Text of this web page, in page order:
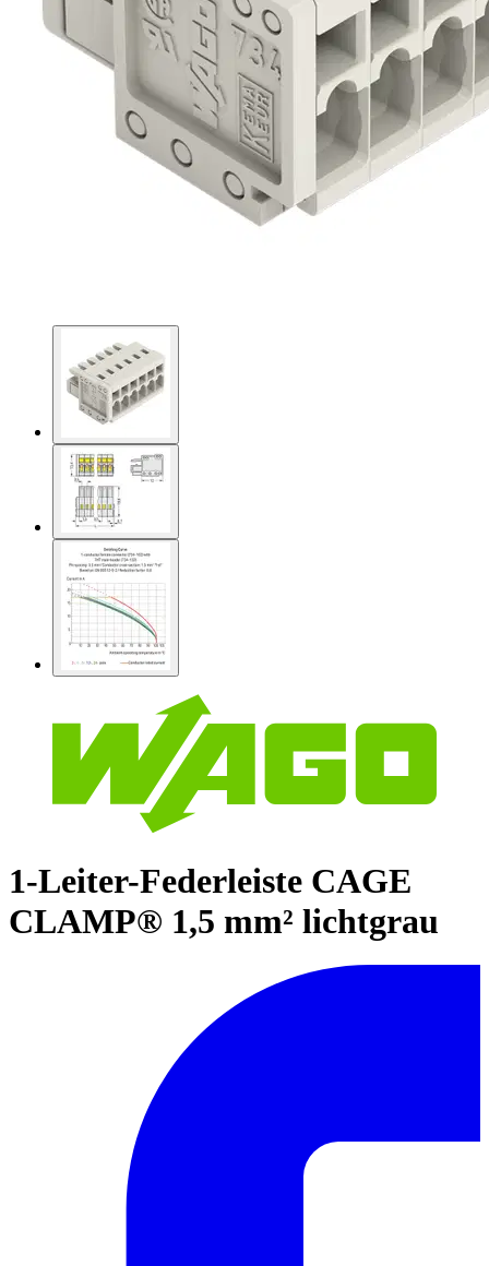
1-Leiter-Federleiste CAGE
CLAMP® 1,5 mm² lichtgrau